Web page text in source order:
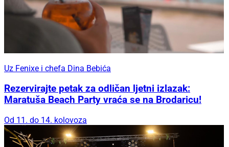
Uz Fenixe i chefa Dina Bebića
Rezervirajte petak za odličan ljetni izlazak:
Maratuša Beach Party vraća se na Brodaricu!
Od 11. do 14. kolovoza